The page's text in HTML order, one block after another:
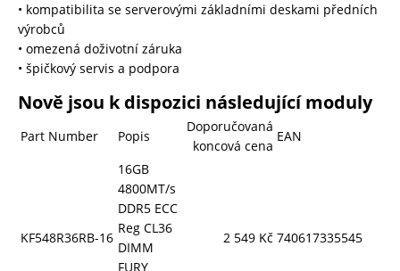
• kompatibilita se serverovými základními deskami předních
výrobců
• omezená doživotní záruka
• špičkový servis a podpora
Nově jsou k dispozici následující moduly
Part Number Popis
Doporučovaná
koncová cena
EAN
KF548R36RB-16
16GB
4800MT/s
DDR5 ECC
Reg CL36
DIMM
FURY
2 549 Kč 740617335545